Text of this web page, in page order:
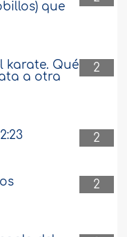
que
2
karate. Qué
a otra
2
2